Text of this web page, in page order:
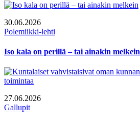
30.06.2026
Polemiikki-lehti
Iso kala on perillä – tai ainakin melkein
27.06.2026
Gallupit